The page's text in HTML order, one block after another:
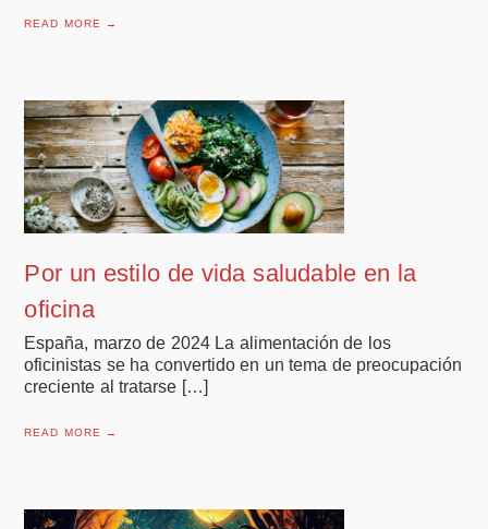
READ MORE →
Por un estilo de vida saludable en la
oficina
España, marzo de 2024 La alimentación de los
oficinistas se ha convertido en un tema de preocupación
creciente al tratarse […]
READ MORE →